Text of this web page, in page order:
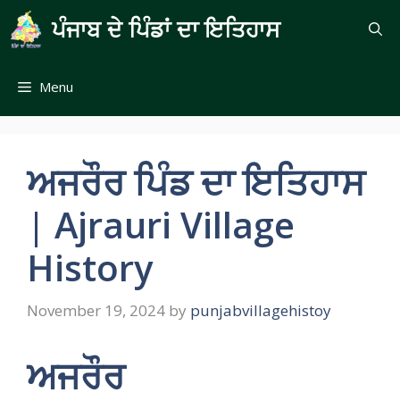
Skip
to
content
ਪੰਜਾਬ ਦੇ ਪਿੰਡਾਂ ਦਾ ਇਤਿਹਾਸ
Menu
ਅਜਰੌਰ ਪਿੰਡ ਦਾ ਇਤਿਹਾਸ
| Ajrauri Village
History
November 19, 2024 by punjabvillagehistoy
ਅਜਰੌਰ